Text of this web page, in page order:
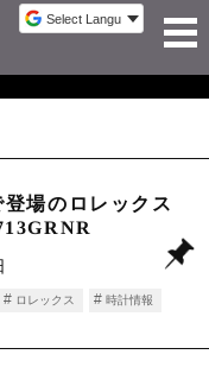
場のロレックス
ロレックス 時計情報